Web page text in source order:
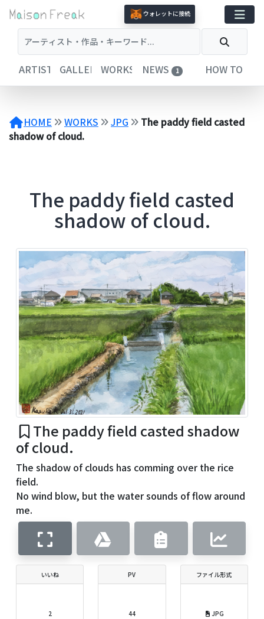
ウォレットに接続
ARTISTS GALLERIESWORKS NEWS 1 HOW TO
HOME WORKS JPG
The paddy field casted
shadow of cloud.
The paddy field casted
shadow of cloud.
The paddy field casted shadow
of cloud.
The shadow of clouds has comming over the rice
field.
No wind blow, but the water sounds of flow around
me.
いいね
2
PV
44
ファイル形式
JPG